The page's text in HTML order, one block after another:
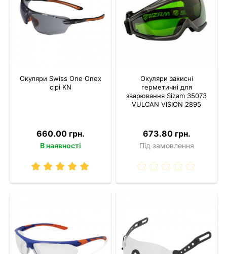
Окуляри Swiss One Onex
сірі KN
660.00 грн.
В наявності
Окуляри захисні
герметичні для
зварювання Sizam 35073
VULCAN VISION 2895
673.80 грн.
Під замовлення